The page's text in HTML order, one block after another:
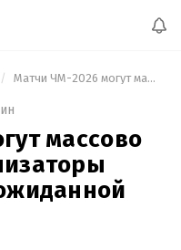
Матчи ЧМ-2026 могут массово прерывать: организаторы столкнулись с неожиданной угрозой
массово